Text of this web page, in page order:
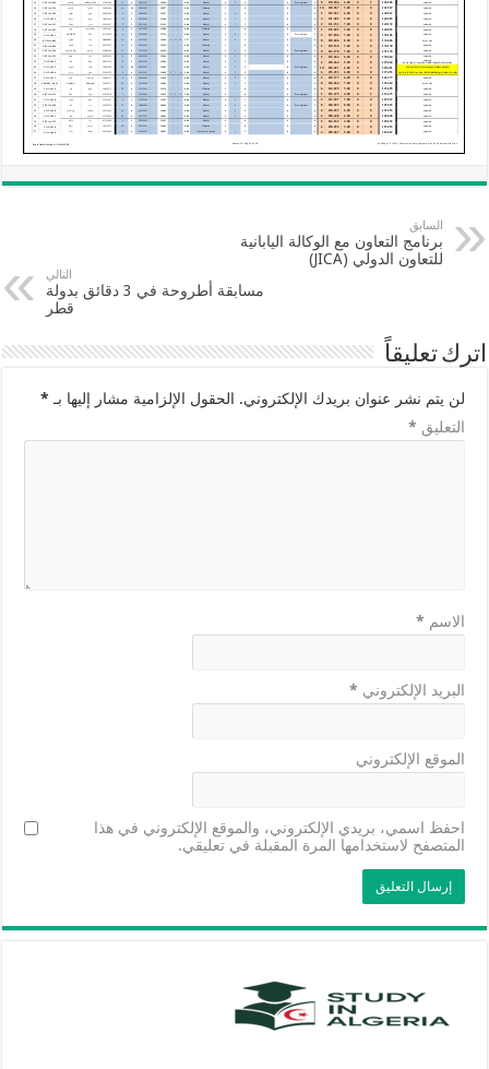
السابق
برنامج التعاون مع الوكالة اليابانية
للتعاون الدولي (JICA)
التالي
مسابقة أطروحة في 3 دقائق بدولة
قطر
اترك تعليقاً
لن يتم نشر عنوان بريدك الإلكتروني. الحقول الإلزامية مشار إليها بـ *
التعليق *
الاسم *
البريد الإلكتروني *
الموقع الإلكتروني
احفظ اسمي، بريدي الإلكتروني، والموقع الإلكتروني في هذا
المتصفح لاستخدامها المرة المقبلة في تعليقي.